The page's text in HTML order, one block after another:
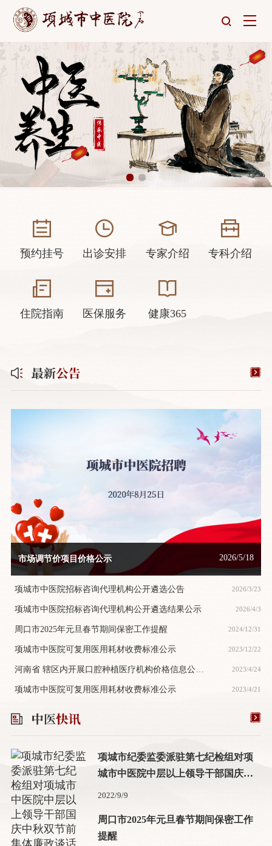
预约挂号 出诊安排 专家介绍 专科介绍
住院指南 医保服务 健康365
市场调节价项目价格公示 2026/5/18
项城市中医院招标咨询代理机构公开遴选公告 2026/3/23
项城市中医院招标咨询代理机构公开遴选结果公示 2026/4/3
周口市2025年元旦春节期间保密工作提醒 2024/12/31
项城市中医院可复用医用耗材收费标准公示 2023/12/22
河南省 辖区内开展口腔种植医疗机构价格信息公
2023/4/24
项城市中医院可复用医用耗材收费标准公示 2023/4/21
项城市纪委监委派驻第七纪检组对项
城市中医院中层以上领导干部国庆中
2022/9/9
周口市2025年元旦春节期间保密工作
提醒